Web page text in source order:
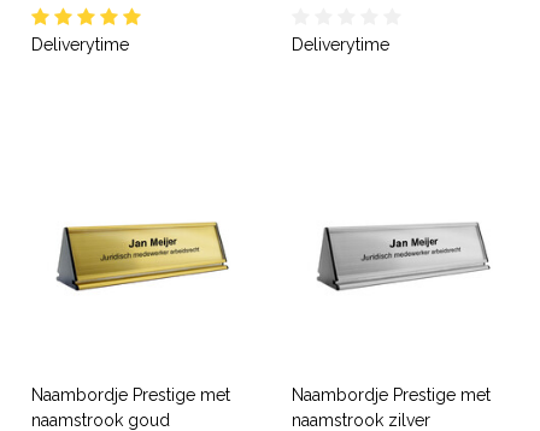
Deliverytime Deliverytime
Naambordje Prestige met
naamstrook goud
Naambordje Prestige met
naamstrook zilver